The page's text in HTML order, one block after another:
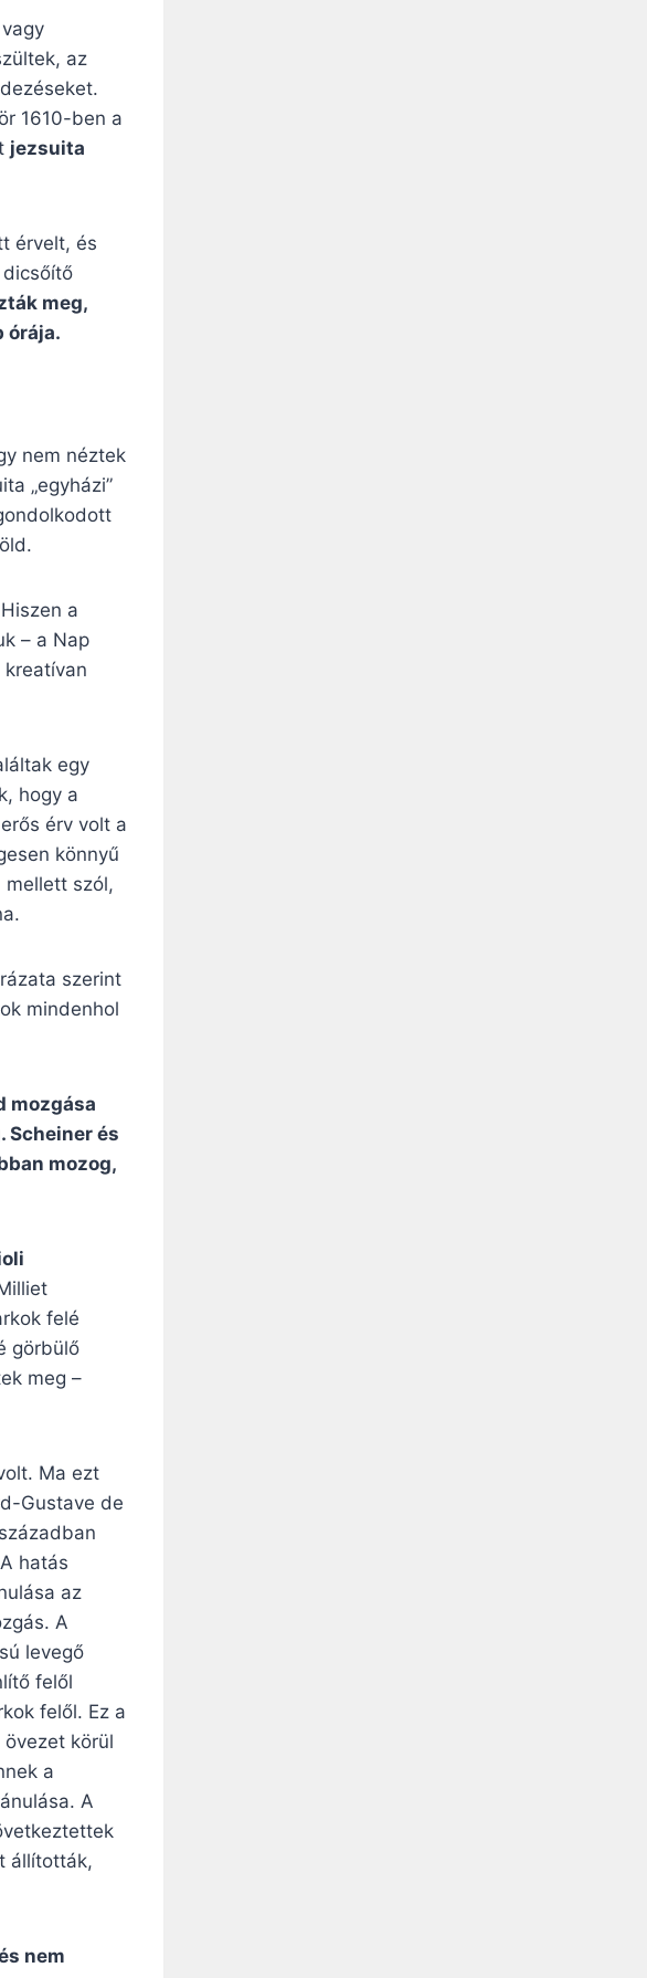
az
1610-ben a
jezsuita
érvelt, és
dicsőítő
meg,
órája.
nem néztek
„egyházi”
a
– a Nap
egy
hogy a
érv volt a
könnyű
mellett szól,
szerint
mindenhol
mozgása
Scheiner és
mozog,
felé
görbülő
meg –
Ma ezt
Gustave de
hatás
az
A
levegő
felől
felől. Ez a
körül
a
A
állították,
nem